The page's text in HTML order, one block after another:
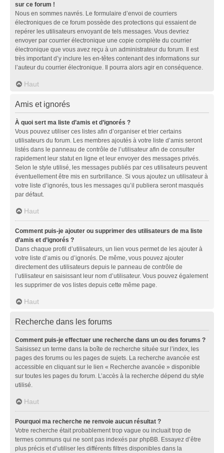
sur ce forum !
Nous en sommes navrés. Le formulaire d’envoi de courriers
électroniques de ce forum possède des protections qui essaient de
repérer les utilisateurs envoyant de tels messages. Vous devriez
envoyer par courrier électronique une copie complète du courrier
électronique que vous avez reçu à un administrateur du forum. Il est
très important d’y inclure les en-têtes contenant des informations sur
l’auteur du courrier électronique. Il pourra alors agir en conséquence.
Haut
Amis et ignorés
À quoi sert ma liste d’amis et d’ignorés ?
Vous pouvez utiliser ces listes afin d’organiser et trier certains
utilisateurs du forum. Les membres ajoutés à votre liste d’amis seront
listés dans le panneau de contrôle de l’utilisateur afin de consulter
rapidement leur statut en ligne et leur envoyer des messages privés.
Selon le style utilisé, les messages publiés par ces utilisateurs peuvent
éventuellement être mis en surbrillance. Si vous ajoutez un utilisateur à
votre liste d’ignorés, tous les messages qu’il publiera seront masqués
par défaut.
Haut
Comment puis-je ajouter ou supprimer des utilisateurs de ma liste
d’amis et d’ignorés ?
Dans chaque profil d’utilisateurs, un lien vous permet de les ajouter à
votre liste d’amis ou d’ignorés. De même, vous pouvez ajouter
directement des utilisateurs depuis le panneau de contrôle de
l’utilisateur en saisissant leur nom d’utilisateur. Vous pouvez également
les supprimer de vos listes depuis cette même page.
Haut
Recherche dans les forums
Comment puis-je effectuer une recherche dans un ou des forums ?
Saisissez un terme dans la boîte de recherche située sur l’index, les
pages des forums ou les pages de sujets. La recherche avancée est
accessible en cliquant sur le lien « Recherche avancée » disponible
sur toutes les pages du forum. L’accès à la recherche dépend du style
utilisé.
Haut
Pourquoi ma recherche ne renvoie aucun résultat ?
Votre recherche était probablement trop vague ou incluait trop de
termes communs qui ne sont pas indexés par phpBB. Essayez d’être
plus précis et d’utiliser les différents filtres disponibles dans la